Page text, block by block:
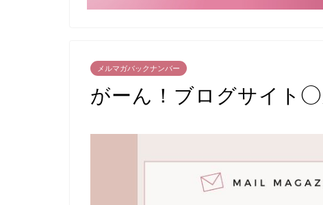
メルマガバックナンバー
がーん！ブログサイト